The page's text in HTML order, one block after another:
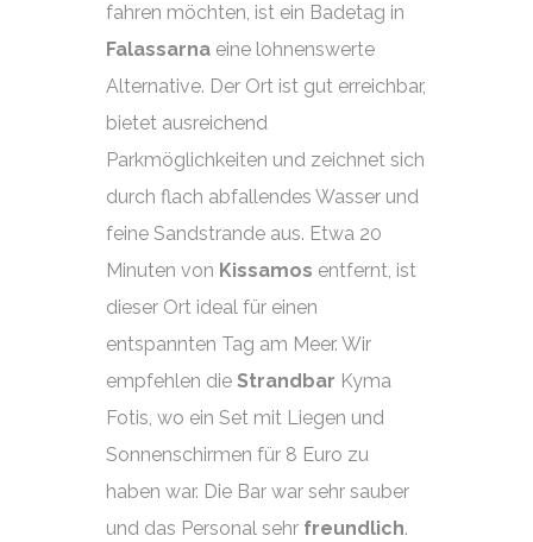
fahren möchten, ist ein Badetag in
Falassarna eine lohnenswerte
Alternative. Der Ort ist gut erreichbar,
bietet ausreichend
Parkmöglichkeiten und zeichnet sich
durch flach abfallendes Wasser und
feine Sandstrande aus. Etwa 20
Minuten von Kissamos entfernt, ist
dieser Ort ideal für einen
entspannten Tag am Meer. Wir
empfehlen die Strandbar Kyma
Fotis, wo ein Set mit Liegen und
Sonnenschirmen für 8 Euro zu
haben war. Die Bar war sehr sauber
und das Personal sehr freundlich.